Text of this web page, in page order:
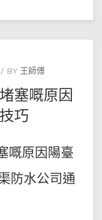
塞
點
？
BY 王師傅
塞嘅原因
巧
嘅原因陽臺
防水公司通